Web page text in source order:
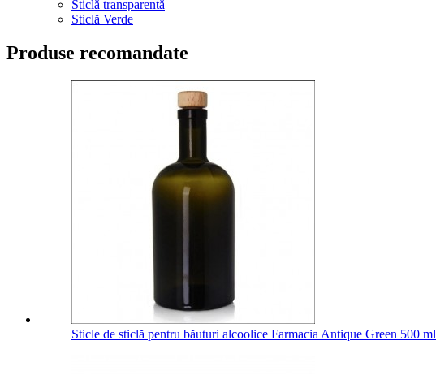
Sticlă transparentă
Sticlă Verde
Produse recomandate
Sticle de sticlă pentru băuturi alcoolice Farmacia Antique Green 500 ml